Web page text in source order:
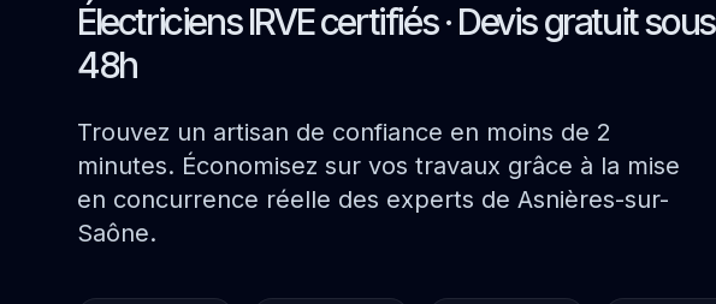
Électriciens IRVE certifiés · Devis gratuit sous
48h
Trouvez un artisan de confiance en moins de 2
minutes. Économisez sur vos travaux grâce à la mise
en concurrence réelle des experts de Asnières-sur-
Saône.